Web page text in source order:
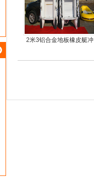
2米3铝合金地板橡皮艇冲